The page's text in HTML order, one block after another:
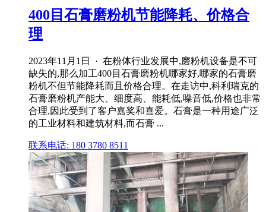
400目石膏磨粉机节能降耗、价格合
理
2023年11月1日 · 在粉体行业发展中,磨粉机设备是不可
缺失的,那么加工400目石膏磨粉机哪家好,哪家的石膏磨
粉机不但节能降耗而且价格合理。在走访中,科利瑞克的
石膏磨粉机产能大、细度高、能耗低,噪音低,价格也非常
合理,因此受到了客户嘉奖和喜爱。石膏是一种用途广泛
的工业材料和建筑材料,而石膏 ...
联系电话: 180 3780 8511